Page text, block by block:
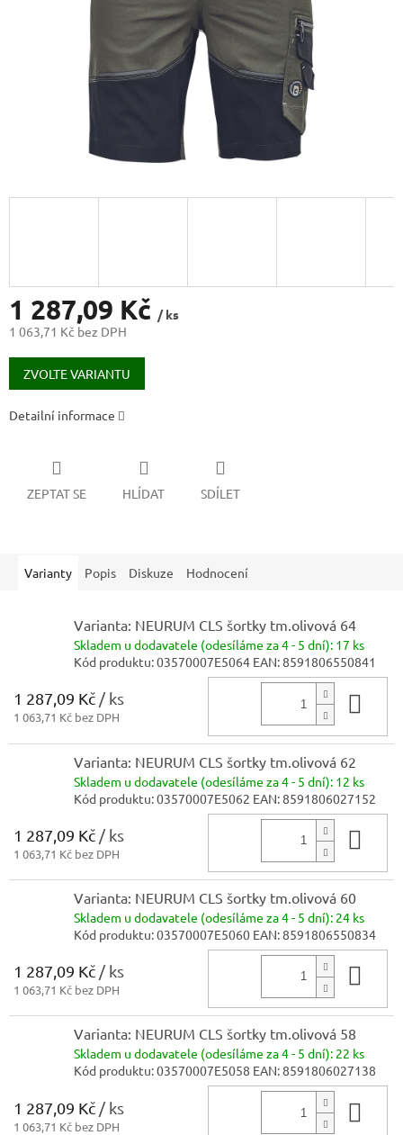
1 287,09 Kč / ks
1 063,71 Kč bez DPH
Měrná
cena:
ZVOLTE VARIANTU
Detailní informace
ZEPTAT SE HLÍDAT SDÍLET
Varianty Popis Diskuze Hodnocení
Varianta: NEURUM CLS šortky tm.olivová 64
Skladem u dodavatele (odesíláme za 4 - 5 dní): 17 ks
Kód produktu:03570007E5064 EAN:8591806550841
1 287,09 Kč / ks
1 063,71 Kč bez DPH
Varianta: NEURUM CLS šortky tm.olivová 62
Skladem u dodavatele (odesíláme za 4 - 5 dní): 12 ks
Kód produktu:03570007E5062 EAN:8591806027152
1 287,09 Kč / ks
1 063,71 Kč bez DPH
Varianta: NEURUM CLS šortky tm.olivová 60
Skladem u dodavatele (odesíláme za 4 - 5 dní): 24 ks
Kód produktu:03570007E5060 EAN:8591806550834
1 287,09 Kč / ks
1 063,71 Kč bez DPH
Varianta: NEURUM CLS šortky tm.olivová 58
Skladem u dodavatele (odesíláme za 4 - 5 dní): 22 ks
Kód produktu:03570007E5058 EAN:8591806027138
1 287,09 Kč / ks
1 063,71 Kč bez DPH